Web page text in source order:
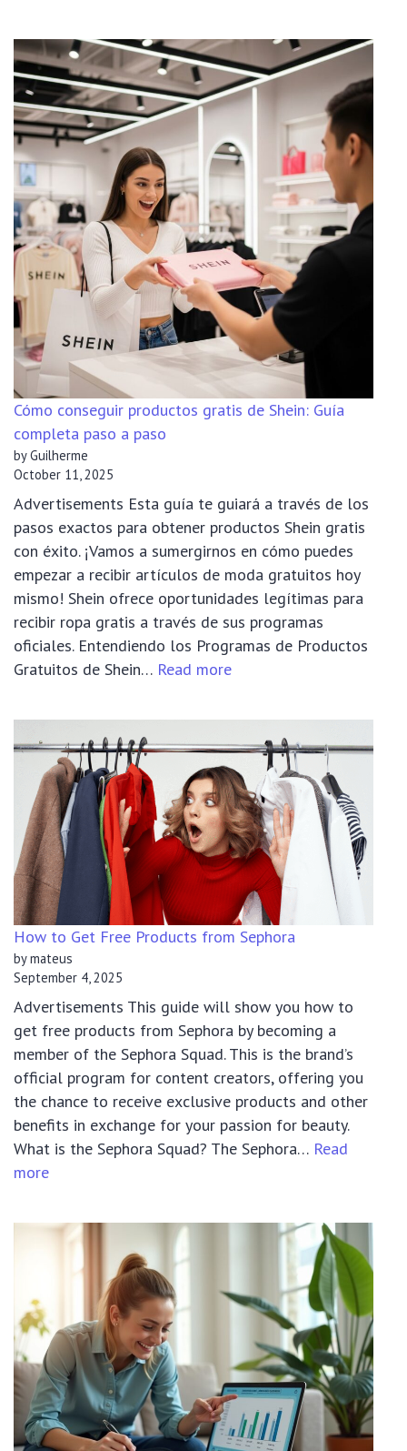
to
Get
FREE
Mini
Perfumes
from
SHEIN
Cómo conseguir productos gratis de Shein: Guía
completa paso a paso
by Guilherme
October 11, 2025
Advertisements Esta guía te guiará a través de los
pasos exactos para obtener productos Shein gratis
con éxito. ¡Vamos a sumergirnos en cómo puedes
empezar a recibir artículos de moda gratuitos hoy
mismo! Shein ofrece oportunidades legítimas para
recibir ropa gratis a través de sus programas
oficiales. Entendiendo los Programas de Productos
Gratuitos de Shein… Read more:
conseguir
productos
gratis
de
Shein:
Guía
completa
paso
a
paso
How to Get Free Products from Sephora
by mateus
September 4, 2025
Advertisements This guide will show you how to
get free products from Sephora by becoming a
member of the Sephora Squad. This is the brand’s
official program for content creators, offering you
the chance to receive exclusive products and other
benefits in exchange for your passion for beauty.
What is the Sephora Squad? The Sephora… Read
more:
to
Get
Products
Sephora